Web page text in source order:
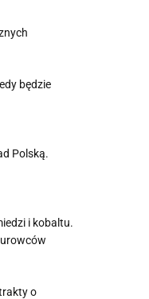
będzie
Polską.
i kobaltu.
o